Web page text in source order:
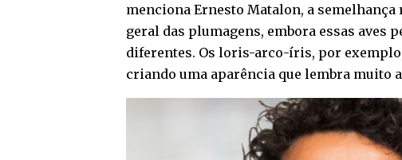
menciona Ernesto Matalon, a
geral das plumagens, embora essas aves
diferentes. Os loris-arco-íris, por
criando uma aparência que lembra muito